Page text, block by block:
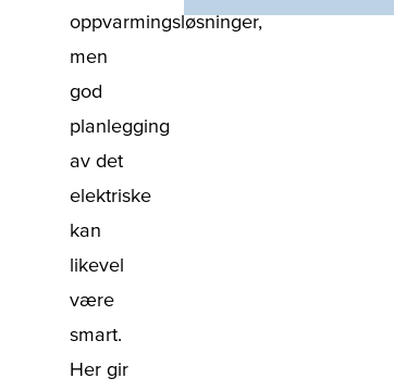
oppvarmingsløsninger,
men
god
planlegging
av det
elektriske
kan
likevel
være
smart.
Her gir